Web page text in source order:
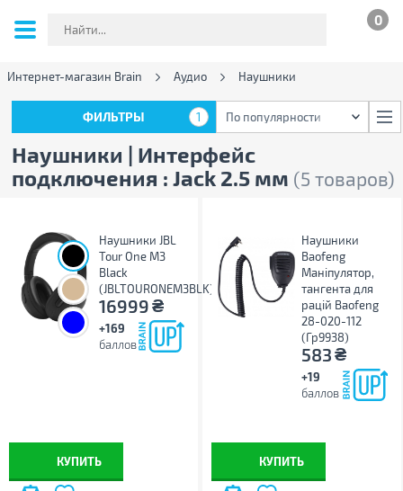
0
Интернет-магазин Brain Аудио Наушники
Наушники | Интерфейс
подключения : Jack 2.5 мм (5 товаров)
ФИЛЬТРЫ 1 По популярности
Наушники JBL
Tour One M3
Black
(JBLTOURONEM3BLK)
16999₴
+169
баллов
КУПИТЬ
Наушники
Baofeng
Маніпулятор,
тангента для
рацій Baofeng
28-020-112
(Гр9938)
583₴
+19
баллов
КУПИТЬ
ФИЛЬТРЫ 1 По популярности